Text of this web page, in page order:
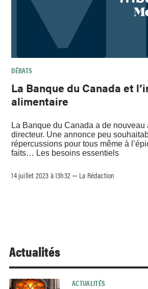
DÉBATS
La Banque du Canada et
alimentaire
La Banque du Canada a de nouveau
directeur. Une annonce peu
répercussions pour tous même à
faits… Les besoins essentiels
14 juillet 2023 à 13h32 – La Rédaction
Actualités
ACTUALITÉS